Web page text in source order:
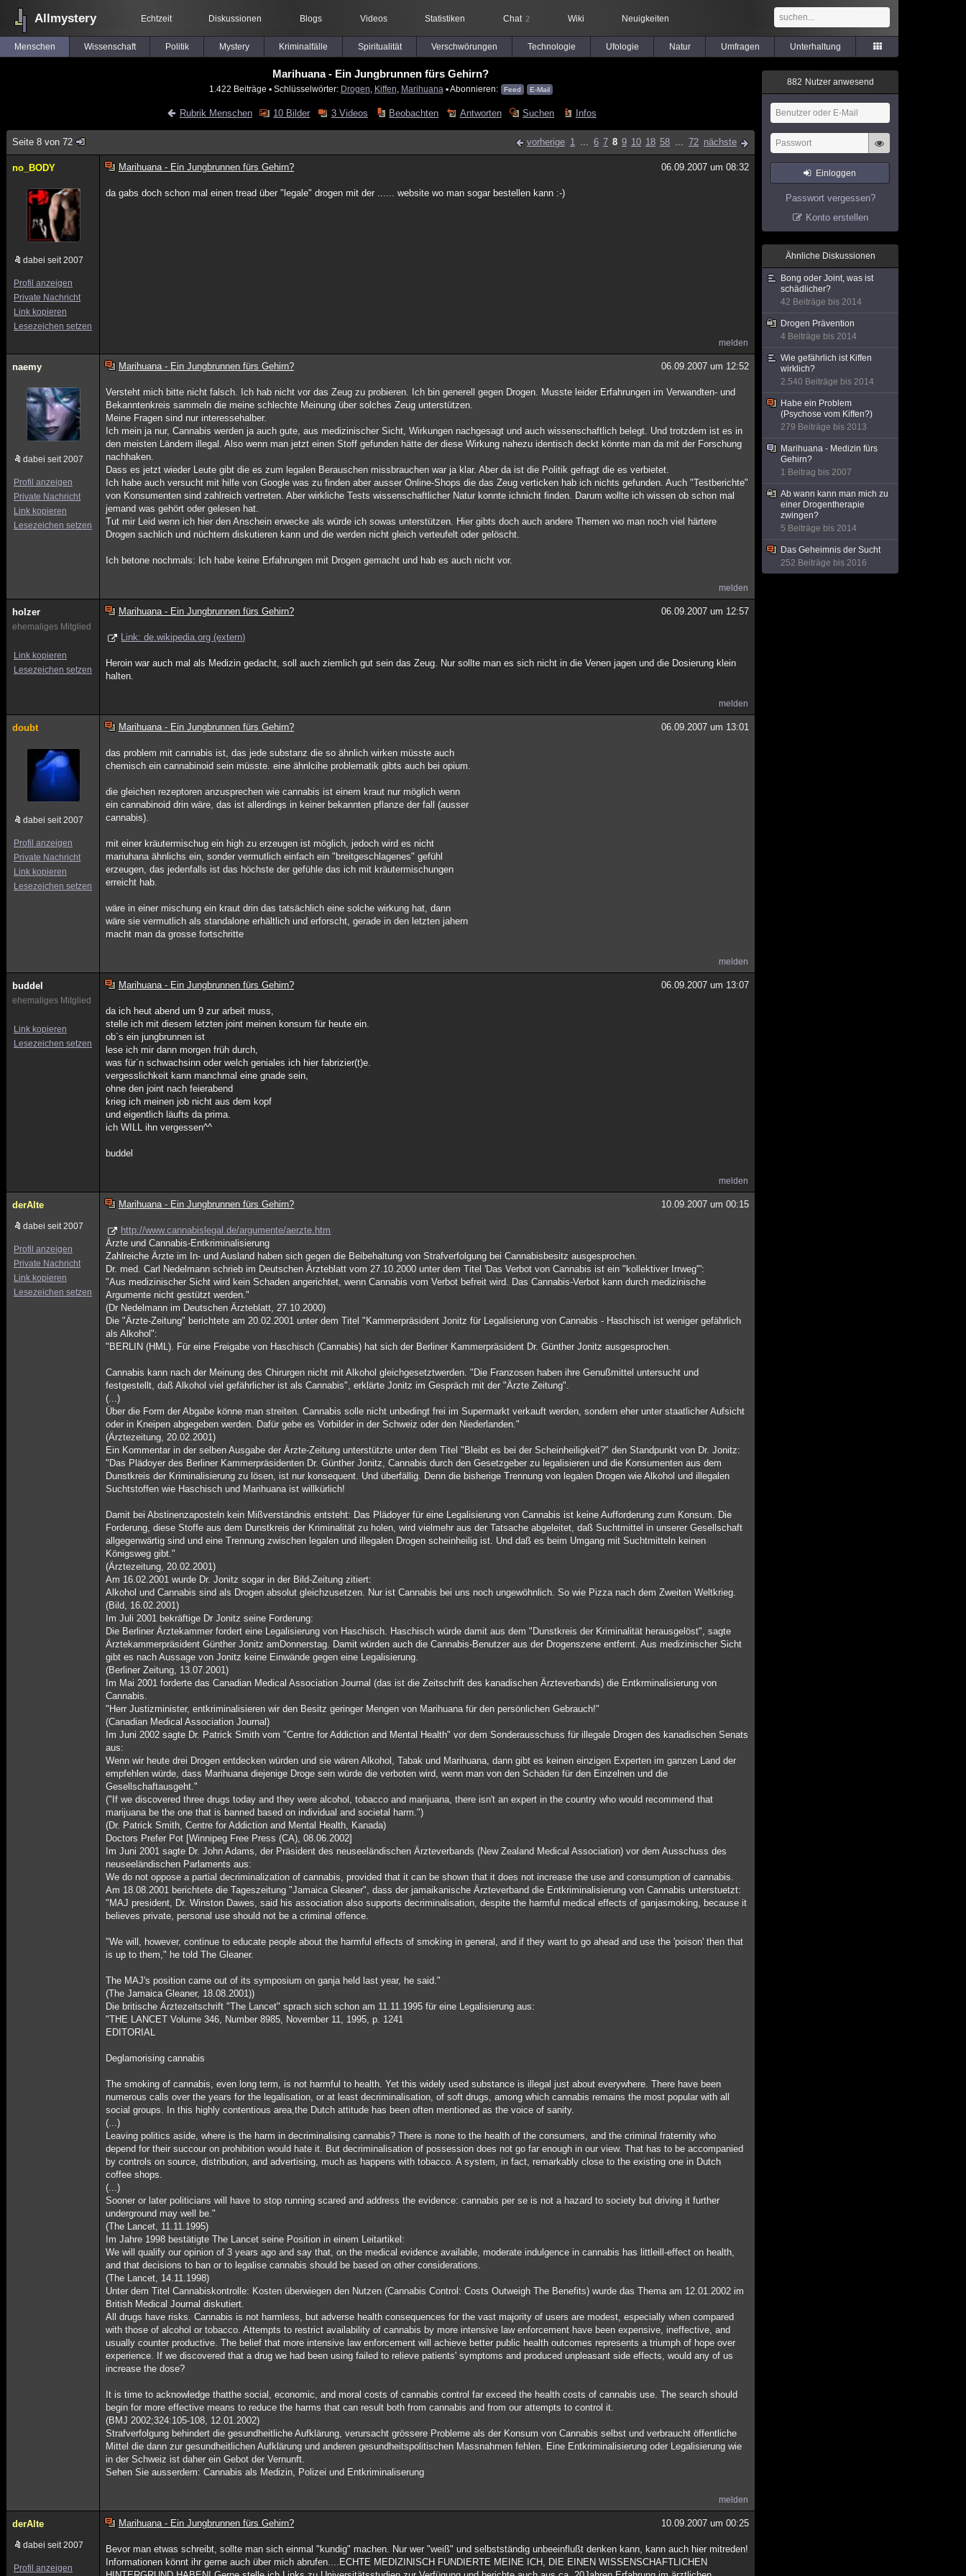
Allmystery Echtzeit Diskussionen Blogs Videos Statistiken Chat 2 Wiki Neuigkeiten
Menschen Wissenschaft Politik Mystery Kriminalfälle Spiritualität Verschwörungen Technologie Ufologie Natur Umfragen Unterhaltung
Marihuana - Ein Jungbrunnen fürs Gehirn?
1.422 Beiträge ▪ Schlüsselwörter: Drogen Kiffen Marihuana ▪ Abonnieren: Feed E-Mail
Rubrik Menschen 10 Bilder 3 Videos Beobachten Antworten Suchen Infos
Seite 8 von 72 vorherige 1 ... 6 7 8 9 10 18 58 ... 72 nächste
no_BODY
dabei seit 2007
Profil anzeigen
Private Nachricht
Link kopieren
Lesezeichen setzen
Marihuana - Ein Jungbrunnen fürs Gehirn? 06.09.2007 um 08:32
da gabs doch schon mal einen tread über "legale" drogen mit der ...... website wo man sogar bestellen kann :-)
melden
naemy
dabei seit 2007
Profil anzeigen
Private Nachricht
Link kopieren
Lesezeichen setzen
Marihuana - Ein Jungbrunnen fürs Gehirn? 06.09.2007 um 12:52
Versteht mich bitte nicht falsch. Ich hab nicht vor das Zeug zu probieren. Ich bin generell gegen Drogen. Musste leider Erfahrungen im Verwandten- und
Bekanntenkreis sammeln die meine schlechte Meinung über solches Zeug unterstützen.
Meine Fragen sind nur interessehalber.
Ich mein ja nur, Cannabis werden ja auch gute, aus medizinischer Sicht, Wirkungen nachgesagt und auch wissenschaftlich belegt. Und trotzdem ist es in
den meisten Ländern illegal. Also wenn man jetzt einen Stoff gefunden hätte der diese Wirkung nahezu identisch deckt könnte man da mit der Forschung
nachhaken.
Dass es jetzt wieder Leute gibt die es zum legalen Berauschen missbrauchen war ja klar. Aber da ist die Politik gefragt die es verbietet.
Ich habe auch versucht mit hilfe von Google was zu finden aber ausser Online-Shops die das Zeug verticken hab ich nichts gefunden. Auch "Testberichte"
von Konsumenten sind zahlreich vertreten. Aber wirkliche Tests wissenschaftlicher Natur konnte ichnicht finden. Darum wollte ich wissen ob schon mal
jemand was gehört oder gelesen hat.
Tut mir Leid wenn ich hier den Anschein erwecke als würde ich sowas unterstützen. Hier gibts doch auch andere Themen wo man noch viel härtere
Drogen sachlich und nüchtern diskutieren kann und die werden nicht gleich verteufelt oder gelöscht.
Ich betone nochmals: Ich habe keine Erfahrungen mit Drogen gemacht und hab es auch nicht vor.
melden
holzer
ehemaliges Mitglied
Link kopieren
Lesezeichen setzen
Marihuana - Ein Jungbrunnen fürs Gehirn? 06.09.2007 um 12:57
Link: de.wikipedia.org (extern)
Heroin war auch mal als Medizin gedacht, soll auch ziemlich gut sein das Zeug. Nur sollte man es sich nicht in die Venen jagen und die Dosierung klein
halten.
melden
doubt
dabei seit 2007
Profil anzeigen
Private Nachricht
Link kopieren
Lesezeichen setzen
Marihuana - Ein Jungbrunnen fürs Gehirn? 06.09.2007 um 13:01
das problem mit cannabis ist, das jede substanz die so ähnlich wirken müsste auch
chemisch ein cannabinoid sein müsste. eine ähnlcihe problematik gibts auch bei opium.
die gleichen rezeptoren anzusprechen wie cannabis ist einem kraut nur möglich wenn
ein cannabinoid drin wäre, das ist allerdings in keiner bekannten pflanze der fall (ausser
cannabis).
mit einer kräutermischug ein high zu erzeugen ist möglich, jedoch wird es nicht
mariuhana ähnlichs ein, sonder vermutlich einfach ein "breitgeschlagenes" gefühl
erzeugen, das jedenfalls ist das höchste der gefühle das ich mit kräutermischungen
erreicht hab.
wäre in einer mischung ein kraut drin das tatsächlich eine solche wirkung hat, dann
wäre sie vermutlich als standalone erhältlich und erforscht, gerade in den letzten jahern
macht man da grosse fortschritte
melden
buddel
ehemaliges Mitglied
Link kopieren
Lesezeichen setzen
Marihuana - Ein Jungbrunnen fürs Gehirn? 06.09.2007 um 13:07
da ich heut abend um 9 zur arbeit muss,
stelle ich mit diesem letzten joint meinen konsum für heute ein.
ob´s ein jungbrunnen ist
lese ich mir dann morgen früh durch,
was für´n schwachsinn oder welch geniales ich hier fabrizier(t)e.
vergesslichkeit kann manchmal eine gnade sein,
ohne den joint nach feierabend
krieg ich meinen job nicht aus dem kopf
und eigentlich läufts da prima.
ich WILL ihn vergessen^^
buddel
melden
derAlte
dabei seit 2007
Profil anzeigen
Private Nachricht
Link kopieren
Lesezeichen setzen
Marihuana - Ein Jungbrunnen fürs Gehirn? 10.09.2007 um 00:15
http://www.cannabislegal.de/argumente/aerzte.htm
Ärzte und Cannabis-Entkriminalisierung
Zahlreiche Ärzte im In- und Ausland haben sich gegen die Beibehaltung von Strafverfolgung bei Cannabisbesitz ausgesprochen.
Dr. med. Carl Nedelmann schrieb im Deutschen Ärzteblatt vom 27.10.2000 unter dem Titel 'Das Verbot von Cannabis ist ein "kollektiver Irrweg"':
"Aus medizinischer Sicht wird kein Schaden angerichtet, wenn Cannabis vom Verbot befreit wird. Das Cannabis-Verbot kann durch medizinische
Argumente nicht gestützt werden."
(Dr Nedelmann im Deutschen Ärzteblatt, 27.10.2000)
Die "Ärzte-Zeitung" berichtete am 20.02.2001 unter dem Titel "Kammerpräsident Jonitz für Legalisierung von Cannabis - Haschisch ist weniger gefährlich
als Alkohol":
"BERLIN (HML). Für eine Freigabe von Haschisch (Cannabis) hat sich der Berliner Kammerpräsident Dr. Günther Jonitz ausgesprochen.
Cannabis kann nach der Meinung des Chirurgen nicht mit Alkohol gleichgesetztwerden. "Die Franzosen haben ihre Genußmittel untersucht und
festgestellt, daß Alkohol viel gefährlicher ist als Cannabis", erklärte Jonitz im Gespräch mit der "Ärzte Zeitung".
(...)
Über die Form der Abgabe könne man streiten. Cannabis solle nicht unbedingt frei im Supermarkt verkauft werden, sondern eher unter staatlicher Aufsicht
oder in Kneipen abgegeben werden. Dafür gebe es Vorbilder in der Schweiz oder den Niederlanden."
(Ärztezeitung, 20.02.2001)
Ein Kommentar in der selben Ausgabe der Ärzte-Zeitung unterstützte unter dem Titel "Bleibt es bei der Scheinheiligkeit?" den Standpunkt von Dr. Jonitz:
"Das Plädoyer des Berliner Kammerpräsidenten Dr. Günther Jonitz, Cannabis durch den Gesetzgeber zu legalisieren und die Konsumenten aus dem
Dunstkreis der Kriminalisierung zu lösen, ist nur konsequent. Und überfällig. Denn die bisherige Trennung von legalen Drogen wie Alkohol und illegalen
Suchtstoffen wie Haschisch und Marihuana ist willkürlich!
Damit bei Abstinenzaposteln kein Mißverständnis entsteht: Das Plädoyer für eine Legalisierung von Cannabis ist keine Aufforderung zum Konsum. Die
Forderung, diese Stoffe aus dem Dunstkreis der Kriminalität zu holen, wird vielmehr aus der Tatsache abgeleitet, daß Suchtmittel in unserer Gesellschaft
allgegenwärtig sind und eine Trennung zwischen legalen und illegalen Drogen scheinheilig ist. Und daß es beim Umgang mit Suchtmitteln keinen
Königsweg gibt."
(Ärztezeitung, 20.02.2001)
Am 16.02.2001 wurde Dr. Jonitz sogar in der Bild-Zeitung zitiert:
Alkohol und Cannabis sind als Drogen absolut gleichzusetzen. Nur ist Cannabis bei uns noch ungewöhnlich. So wie Pizza nach dem Zweiten Weltkrieg.
(Bild, 16.02.2001)
Im Juli 2001 bekräftige Dr Jonitz seine Forderung:
Die Berliner Ärztekammer fordert eine Legalisierung von Haschisch. Haschisch würde damit aus dem "Dunstkreis der Kriminalität herausgelöst", sagte
Ärztekammerpräsident Günther Jonitz amDonnerstag. Damit würden auch die Cannabis-Benutzer aus der Drogenszene entfernt. Aus medizinischer Sicht
gibt es nach Aussage von Jonitz keine Einwände gegen eine Legalisierung.
(Berliner Zeitung, 13.07.2001)
Im Mai 2001 forderte das Canadian Medical Association Journal (das ist die Zeitschrift des kanadischen Ärzteverbands) die Entkrminalisierung von
Cannabis.
"Herr Justizminister, entkriminalisieren wir den Besitz geringer Mengen von Marihuana für den persönlichen Gebrauch!"
(Canadian Medical Association Journal)
Im Juni 2002 sagte Dr. Patrick Smith vom "Centre for Addiction and Mental Health" vor dem Sonderausschuss für illegale Drogen des kanadischen Senats
aus:
Wenn wir heute drei Drogen entdecken würden und sie wären Alkohol, Tabak und Marihuana, dann gibt es keinen einzigen Experten im ganzen Land der
empfehlen würde, dass Marihuana diejenige Droge sein würde die verboten wird, wenn man von den Schäden für den Einzelnen und die
Gesellschaftausgeht."
("If we discovered three drugs today and they were alcohol, tobacco and marijuana, there isn't an expert in the country who would recommend that
marijuana be the one that is banned based on individual and societal harm.")
(Dr. Patrick Smith, Centre for Addiction and Mental Health, Kanada)
Doctors Prefer Pot [Winnipeg Free Press (CA), 08.06.2002]
Im Juni 2001 sagte Dr. John Adams, der Präsident des neuseeländischen Ärzteverbands (New Zealand Medical Association) vor dem Ausschuss des
neuseeländischen Parlaments aus:
We do not oppose a partial decriminalization of cannabis, provided that it can be shown that it does not increase the use and consumption of cannabis.
Am 18.08.2001 berichtete die Tageszeitung "Jamaica Gleaner", dass der jamaikanische Ärzteverband die Entkriminalisierung von Cannabis unterstuetzt:
"MAJ president, Dr. Winston Dawes, said his association also supports decriminalisation, despite the harmful medical effects of ganjasmoking, because it
believes private, personal use should not be a criminal offence.
"We will, however, continue to educate people about the harmful effects of smoking in general, and if they want to go ahead and use the 'poison' then that
is up to them," he told The Gleaner.
The MAJ's position came out of its symposium on ganja held last year, he said."
(The Jamaica Gleaner, 18.08.2001))
Die britische Ärztezeitschrift "The Lancet" sprach sich schon am 11.11.1995 für eine Legalisierung aus:
"THE LANCET Volume 346, Number 8985, November 11, 1995, p. 1241
EDITORIAL
Deglamorising cannabis
The smoking of cannabis, even long term, is not harmful to health. Yet this widely used substance is illegal just about everywhere. There have been
numerous calls over the years for the legalisation, or at least decriminalisation, of soft drugs, among which cannabis remains the most popular with all
social groups. In this highly contentious area,the Dutch attitude has been often mentioned as the voice of sanity.
(...)
Leaving politics aside, where is the harm in decriminalising cannabis? There is none to the health of the consumers, and the criminal fraternity who
depend for their succour on prohibition would hate it. But decriminalisation of possession does not go far enough in our view. That has to be accompanied
by controls on source, distribution, and advertising, much as happens with tobacco. A system, in fact, remarkably close to the existing one in Dutch
coffee shops.
(...)
Sooner or later politicians will have to stop running scared and address the evidence: cannabis per se is not a hazard to society but driving it further
underground may well be."
(The Lancet, 11.11.1995)
Im Jahre 1998 bestätigte The Lancet seine Position in einem Leitartikel:
We will qualify our opinion of 3 years ago and say that, on the medical evidence available, moderate indulgence in cannabis has littleill-effect on health,
and that decisions to ban or to legalise cannabis should be based on other considerations.
(The Lancet, 14.11.1998)
Unter dem Titel Cannabiskontrolle: Kosten überwiegen den Nutzen (Cannabis Control: Costs Outweigh The Benefits) wurde das Thema am 12.01.2002 im
British Medical Journal diskutiert.
All drugs have risks. Cannabis is not harmless, but adverse health consequences for the vast majority of users are modest, especially when compared
with those of alcohol or tobacco. Attempts to restrict availability of cannabis by more intensive law enforcement have been expensive, ineffective, and
usually counter productive. The belief that more intensive law enforcement will achieve better public health outcomes represents a triumph of hope over
experience. If we discovered that a drug we had been using failed to relieve patients' symptoms and produced unpleasant side effects, would any of us
increase the dose?
It is time to acknowledge thatthe social, economic, and moral costs of cannabis control far exceed the health costs of cannabis use. The search should
begin for more effective means to reduce the harms that can result both from cannabis and from our attempts to control it.
(BMJ 2002;324:105-108, 12.01.2002)
Strafverfolgung behindert die gesundheitliche Aufklärung, verursacht grössere Probleme als der Konsum von Cannabis selbst und verbraucht öffentliche
Mittel die dann zur gesundheitlichen Aufklärung und anderen gesundheitspolitischen Massnahmen fehlen. Eine Entkriminalisierung oder Legalisierung wie
in der Schweiz ist daher ein Gebot der Vernunft.
Sehen Sie ausserdem: Cannabis als Medizin, Polizei und Entkriminaliserung
melden
derAlte
dabei seit 2007
Profil anzeigen
Marihuana - Ein Jungbrunnen fürs Gehirn? 10.09.2007 um 00:25
Bevor man etwas schreibt, sollte man sich einmal "kundig" machen. Nur wer "weiß" und selbstständig unbeeinflußt denken kann, kann auch hier mitreden!
Informationen könnt ihr gerne auch über mich abrufen....ECHTE MEDIZINISCH FUNDIERTE MEINE ICH, DIE EINEN WISSENSCHAFTLICHEN
882 Nutzer anwesend
Einloggen
Passwort vergessen?
Konto erstellen
Ähnliche Diskussionen
Bong oder Joint, was ist
schädlicher?
42 Beiträge bis 2014
Drogen Prävention
4 Beiträge bis 2014
Wie gefährlich ist Kiffen
wirklich?
2.540 Beiträge bis 2014
Habe ein Problem
(Psychose vom Kiffen?)
279 Beiträge bis 2013
Marihuana - Medizin fürs
Gehirn?
1 Beitrag bis 2007
Ab wann kann man mich zu
einer Drogentherapie
zwingen?
5 Beiträge bis 2014
Das Geheimnis der Sucht
252 Beiträge bis 2016